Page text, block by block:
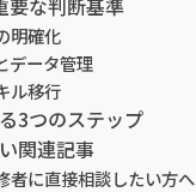
明確化
データ管理
ル移行
3つのステップ
関連記事
者に直接相談したい方へ